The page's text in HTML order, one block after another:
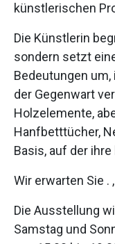
künstlerischen
Die Künstlerin
sondern setzt
Bedeutungen
der Gegenwart
Holzelemente,
Hanfbetttücher,
Basis, auf der
Wir erwarten Sie .
Die Ausstellung
Samstag und